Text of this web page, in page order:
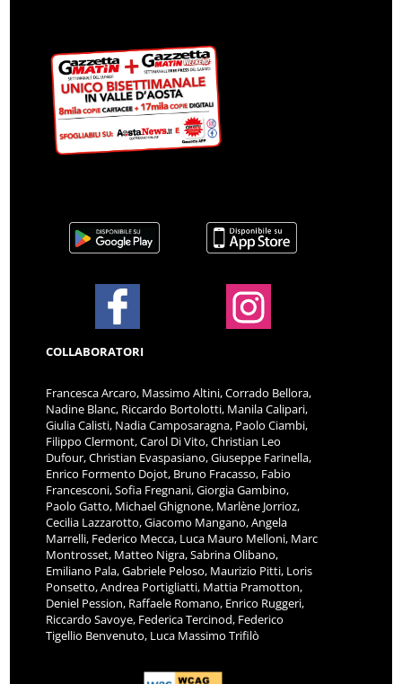
COLLABORATORI
Francesca Arcaro, Massimo Altini, Corrado Bellora,
Nadine Blanc, Riccardo Bortolotti, Manila Calipari,
Giulia Calisti, Nadia Camposaragna, Paolo Ciambi,
Filippo Clermont, Carol Di Vito, Christian Leo
Dufour, Christian Evaspasiano, Giuseppe Farinella,
Enrico Formento Dojot, Bruno Fracasso, Fabio
Francesconi, Sofia Fregnani, Giorgia Gambino,
Paolo Gatto, Michael Ghignone, Marlène Jorrioz,
Cecilia Lazzarotto, Giacomo Mangano, Angela
Marrelli, Federico Mecca, Luca Mauro Melloni, Marc
Montrosset, Matteo Nigra, Sabrina Olibano,
Emiliano Pala, Gabriele Peloso, Maurizio Pitti, Loris
Ponsetto, Andrea Portigliatti, Mattia Pramotton,
Deniel Pession, Raffaele Romano, Enrico Ruggeri,
Riccardo Savoye, Federica Tercinod, Federico
Tigellio Benvenuto, Luca Massimo Trifilò